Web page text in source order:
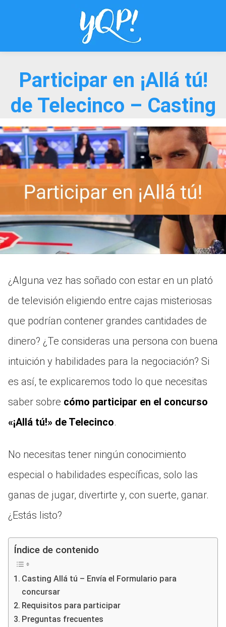
Participar en ¡Allá tú!
de Telecinco – Casting
¿Alguna vez has soñado con estar en un plató
de televisión eligiendo entre cajas misteriosas
que podrían contener grandes cantidades de
dinero? ¿Te consideras una persona con buena
intuición y habilidades para la negociación? Si
es así, te explicaremos todo lo que necesitas
saber sobre cómo participar en el concurso
«¡Allá tú!» de Telecinco.
No necesitas tener ningún conocimiento
especial o habilidades específicas, solo las
ganas de jugar, divertirte y, con suerte, ganar.
¿Estás listo?
Índice de contenido
Casting Allá tú – Envía el Formulario para
concursar
Requisitos para participar
Preguntas frecuentes